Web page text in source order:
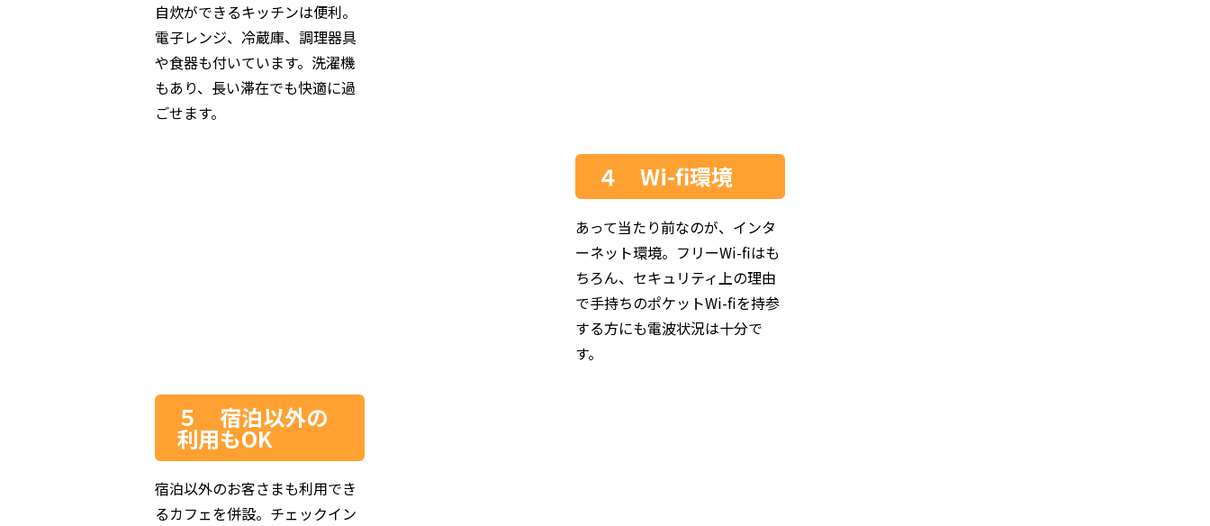
自炊ができるキッチンは便利。
電子レンジ、冷蔵庫、調理器具
や食器も付いています。洗濯機
もあり、長い滞在でも快適に過
ごせます。
４ Wi-fi環境
あって当たり前なのが、インタ
ーネット環境。フリーWi-fiはも
ちろん、セキュリティ上の理由
で手持ちのポケットWi-fiを持参
する方にも電波状況は十分で
す。
５ 宿泊以外の
利用もOK
宿泊以外のお客さまも利用でき
るカフェを併設。チェックイン